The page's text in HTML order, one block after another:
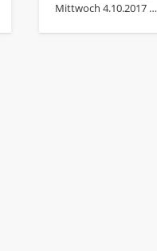
Mittwoch 4.10.2017 …